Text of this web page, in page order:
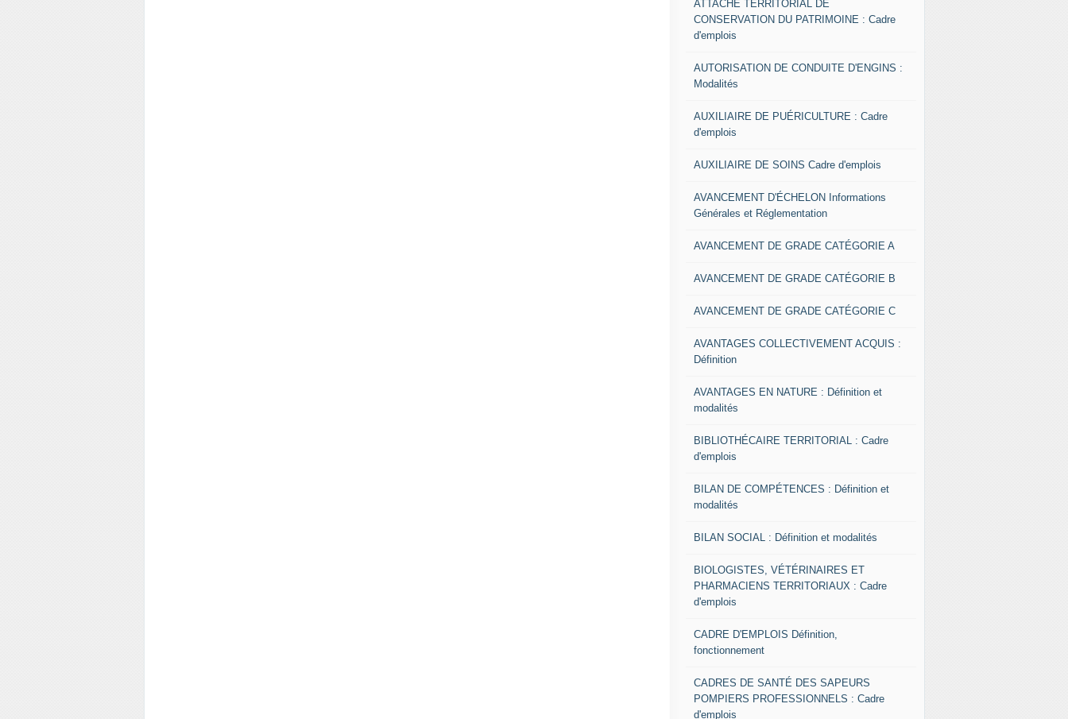
ATTACHÉ TERRITORIAL DE
CONSERVATION DU PATRIMOINE : Cadre
d'emplois
AUTORISATION DE CONDUITE D'ENGINS :
Modalités
AUXILIAIRE DE PUÉRICULTURE : Cadre
d'emplois
AUXILIAIRE DE SOINS Cadre d'emplois
AVANCEMENT D'ÉCHELON Informations
Générales et Réglementation
AVANCEMENT DE GRADE CATÉGORIE A
AVANCEMENT DE GRADE CATÉGORIE B
AVANCEMENT DE GRADE CATÉGORIE C
AVANTAGES COLLECTIVEMENT ACQUIS :
Définition
AVANTAGES EN NATURE : Définition et
modalités
BIBLIOTHÉCAIRE TERRITORIAL : Cadre
d'emplois
BILAN DE COMPÉTENCES : Définition et
modalités
BILAN SOCIAL : Définition et modalités
BIOLOGISTES, VÉTÉRINAIRES ET
PHARMACIENS TERRITORIAUX : Cadre
d'emplois
CADRE D'EMPLOIS Définition,
fonctionnement
CADRES DE SANTÉ DES SAPEURS
POMPIERS PROFESSIONNELS : Cadre
d'emplois